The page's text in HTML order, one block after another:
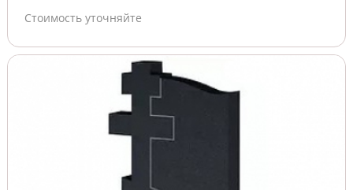
Стоимость уточняйте